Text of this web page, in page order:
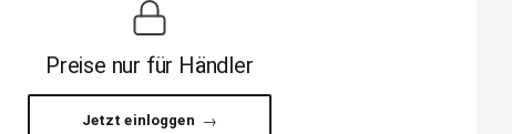
Preise nur für Händler
Jetzt einloggen